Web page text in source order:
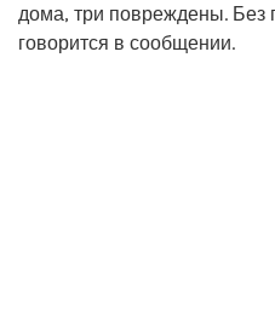
дома, три повреждены. Без
говорится в сообщении.